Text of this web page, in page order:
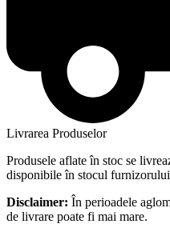
Livrarea Produselor
Produsele aflate în stoc se
disponibile în stocul
Disclaimer: În perioadele
de livrare poate fi mai mare.